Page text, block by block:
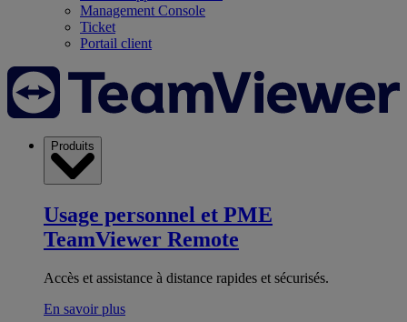
Management Console
Ticket
Portail client
Produits
Usage personnel et PME
TeamViewer Remote
Accès et assistance à distance rapides et sécurisés.
En savoir plus